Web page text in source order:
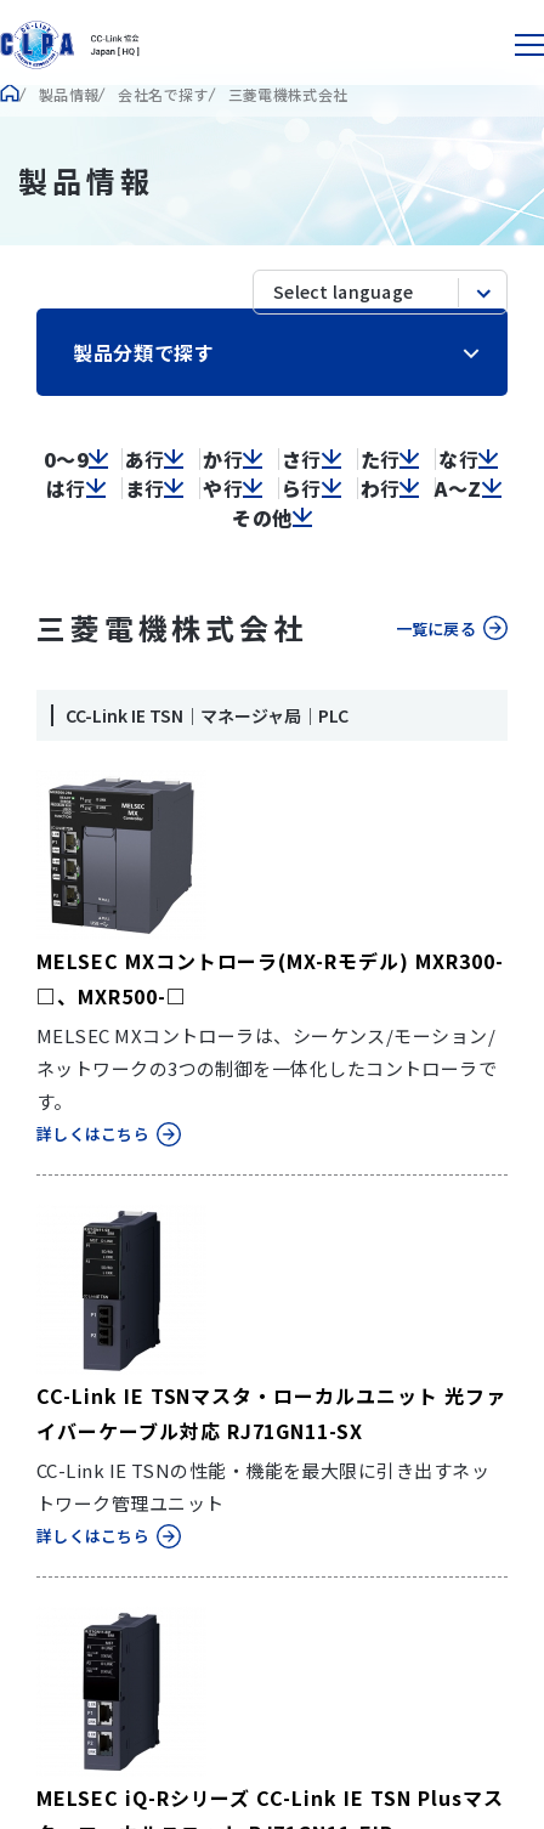
製品情報 会社名で探す 三菱電機株式会社
製品情報
製品分類で探す
0～9 あ行 か行 さ行 た行 な行
は行 ま行 や行 ら行 わ行
A～Z
その他
三菱電機株式会社 一覧に戻る
CC-Link IE TSN｜マネージャ局｜PLC
MELSEC MXコントローラ(MX-Rモデル) MXR300-
□、MXR500-□
MELSEC MXコントローラは、シーケンス/モーション/
ネットワークの3つの制御を一体化したコントローラで
す。
詳しくはこちら
CC-Link IE TSNマスタ・ローカルユニット 光ファ
イバーケーブル対応 RJ71GN11-SX
CC-Link IE TSNの性能・機能を最大限に引き出すネッ
トワーク管理ユニット
詳しくはこちら
MELSEC iQ-Rシリーズ CC-Link IE TSN Plusマス